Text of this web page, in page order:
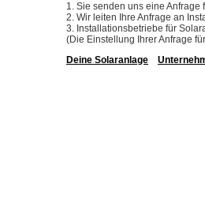
1. Sie senden uns eine
2. Wir leiten Ihre Anfrage an
3. Installationsbetriebe für
(Die Einstellung Ihrer Anfrage
Deine Solaranlage